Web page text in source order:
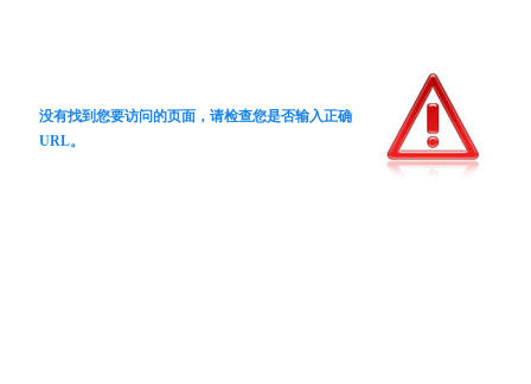
没有找到您要访问的页面，请检查您是否输入正确
URL。